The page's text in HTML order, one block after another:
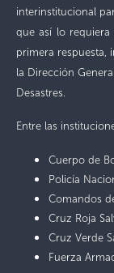
interinstitucional
que así lo
primera respuesta,
la Dirección
Desastres.
Entre las
Cuerpo de
Policía
Comandos
Cruz Roja
Cruz Verde
Fuerza